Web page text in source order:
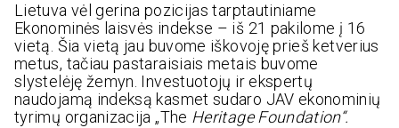
Lietuva vėl gerina pozicijas tarptautiniame
Ekonominės laisvės indekse – iš 21 pakilome į 16
vietą. Šia vietą jau buvome iškovoję prieš ketverius
metus, tačiau pastaraisiais metais buvome
slystelėję žemyn. Investuotojų ir ekspertų
naudojamą indeksą kasmet sudaro JAV ekonominių
tyrimų organizacija „The Heritage Foundation“.